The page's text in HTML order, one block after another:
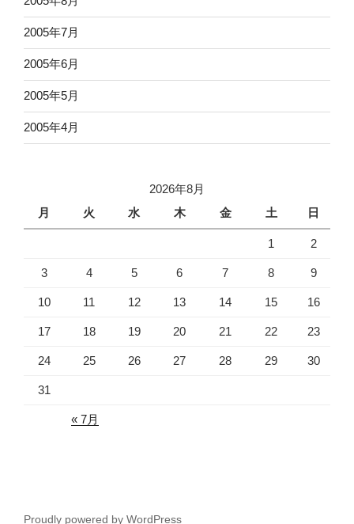
2005年7月
2005年6月
2005年5月
2005年4月
2026年8月
月
火 水 木 金 土 日
1 2
3 4 5 6 7 8 9
10 11 12 13 14 15 16
17 18 19 20 21 22 23
24 25 26 27 28 29 30
31
« 7月
Proudly powered by WordPress